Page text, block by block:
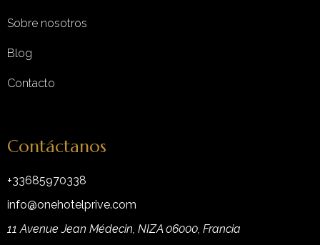
Sobre nosotros
Blog
Contacto
Contáctanos
+33685970338
info@onehotelprive.com
11 Avenue Jean Médecin, NIZA 06000, Francia